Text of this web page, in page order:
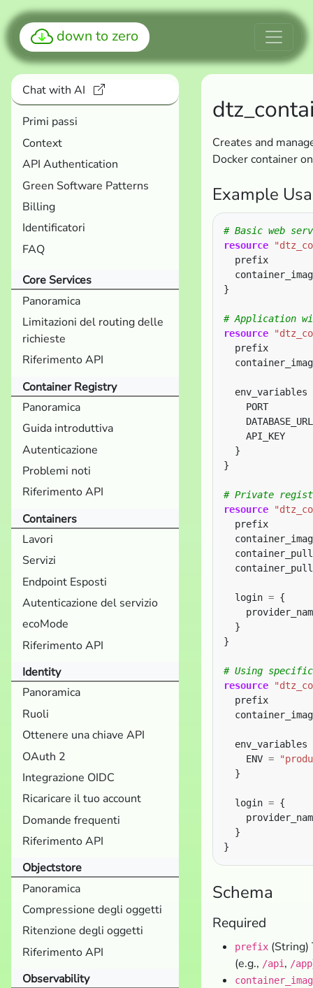
down to zero
Chat with AI
Primi passi
Context
API Authentication
Green Software Patterns
Billing
Identificatori
FAQ
Core Services
Panoramica
Limitazioni del routing delle
richieste
Riferimento API
Container Registry
Panoramica
Guida introduttiva
Autenticazione
Problemi noti
Riferimento API
Containers
Lavori
Servizi
Endpoint Esposti
Autenticazione del servizio
ecoMode
Riferimento API
Identity
Panoramica
Ruoli
Ottenere una chiave API
OAuth 2
Integrazione OIDC
Ricaricare il tuo account
Domande frequenti
Riferimento API
Objectstore
Panoramica
Compressione degli oggetti
Ritenzione degli oggetti
Riferimento API
Observability
Creates and
Docker container
Example
resource
}
resource
  env_variables
    PORT
    API_KEY
}
resource
  login
=
}
resource
  env_variables
    ENV
=
  login
=
Schema
Required
prefix (String)
(e.g., /api , /app